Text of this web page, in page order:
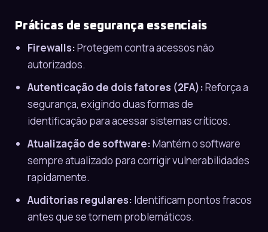
Práticas de segurança essenciais
Firewalls:Protegem contra acessos não
autorizados.
Autenticação de dois fatores (2FA):Reforça a
segurança, exigindo duas formas de
identificação para acessar sistemas críticos.
Atualização de software:Mantém o software
sempre atualizado para corrigir vulnerabilidades
rapidamente.
Auditorias regulares: Identificam pontos fracos
antes que se tornem problemáticos.